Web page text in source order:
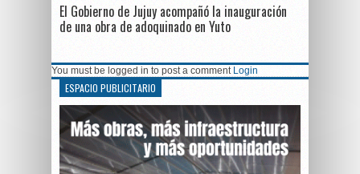
El Gobierno de Jujuy acompañó la inauguración
de una obra de adoquinado en Yuto
You must be logged in to post a comment Login
ESPACIO PUBLICITARIO